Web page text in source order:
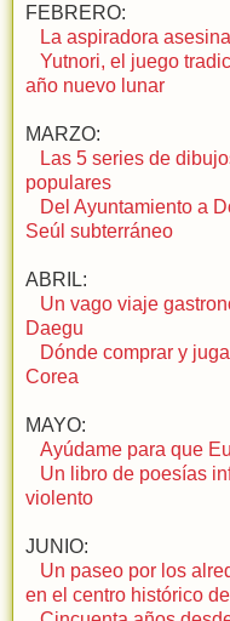
FEBRERO:
La aspiradora asesina
Yutnori, el juego
año nuevo lunar
MARZO:
Las 5 series de
populares
Del Ayuntamiento a
Seúl subterráneo
ABRIL:
Un vago viaje
Daegu
Dónde comprar y
Corea
MAYO:
Ayúdame para que
Un libro de poesías
violento
JUNIO:
Un paseo por los
en el centro histórico de